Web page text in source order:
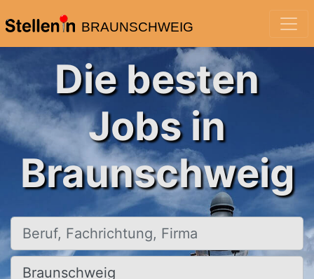
BRAUNSCHWEIG
Die besten
Jobs in
Braunschweig
Beruf, Fachrichtung, Firma
Ort, Stadt